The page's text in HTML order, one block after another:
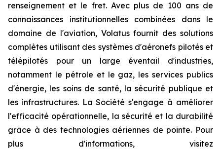
renseignement et le fret. Avec plus de 100 ans de
connaissances institutionnelles combinées dans le
domaine de l'aviation, Volatus fournit des solutions
complètes utilisant des systèmes d'aéronefs pilotés et
télépilotés pour un large éventail d'industries,
notamment le pétrole et le gaz, les services publics
d'énergie, les soins de santé, la sécurité publique et
les infrastructures. La Société s'engage à améliorer
l'efficacité opérationnelle, la sécurité et la durabilité
grâce à des technologies aériennes de pointe. Pour
plus d'informations, visitez